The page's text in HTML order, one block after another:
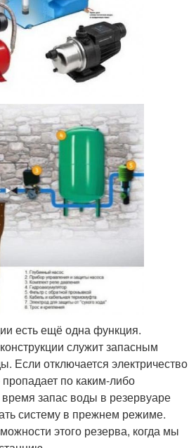
есть ещё одна функция.
служит запасным
Если отключается электричество
по каким-либо
запас воды в резервуаре
систему в прежнем режиме.
этого резерва, когда мы